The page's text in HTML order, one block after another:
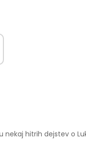
nekaj hitrih dejstev o